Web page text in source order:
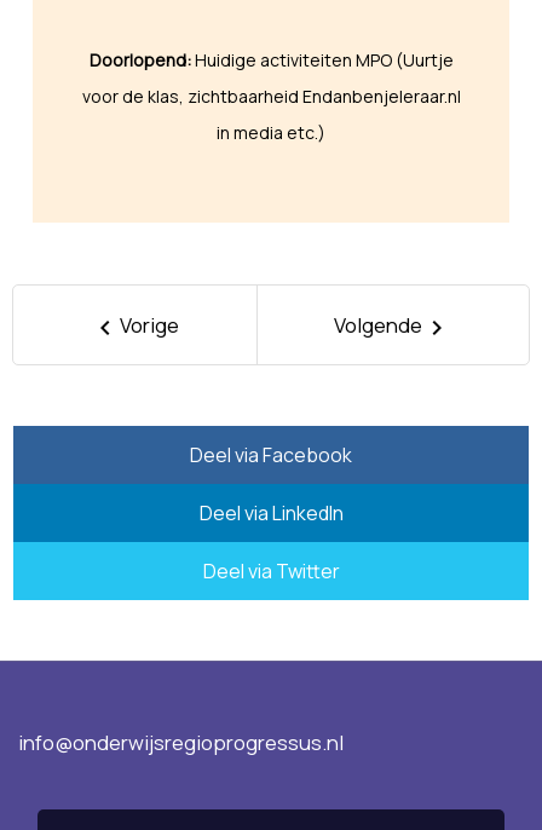
Doorlopend:Huidige activiteiten MPO (Uurtje
voor de klas, zichtbaarheid Endanbenjeleraar.nl
in media etc.)
keyboard_arrow_left Vorige Volgende keyboard_arrow_right
Deel via Facebook
Deel via LinkedIn
Deel via Twitter
info@onderwijsregioprogressus.nl